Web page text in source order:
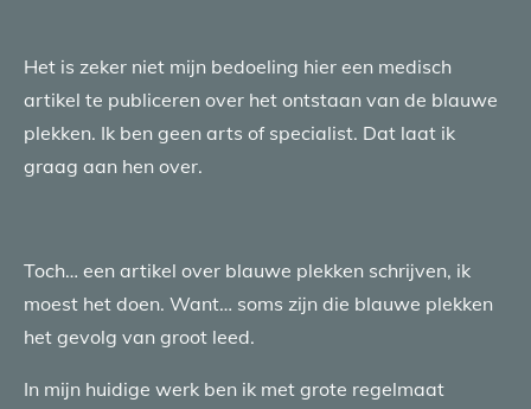
Het is zeker niet mijn bedoeling hier een medisch
artikel te publiceren over het ontstaan van de blauwe
plekken. Ik ben geen arts of specialist. Dat laat ik
graag aan hen over.
Toch… een artikel over blauwe plekken schrijven, ik
moest het doen. Want… soms zijn die blauwe plekken
het gevolg van groot leed.
In mijn huidige werk ben ik met grote regelmaat